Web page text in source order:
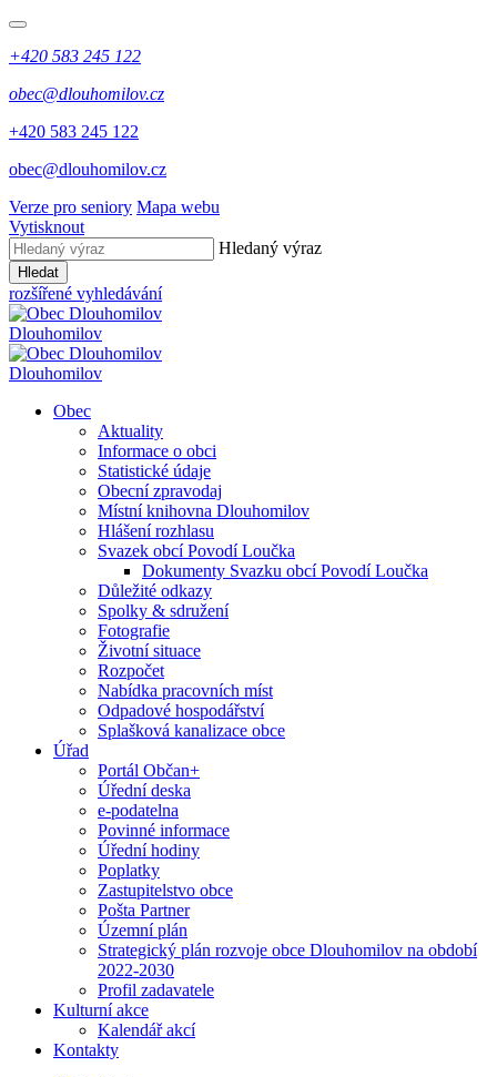
+420 583 245 122
obec@dlouhomilov.cz
+420 583 245 122
obec@dlouhomilov.cz
Verze pro seniory Mapa webu
Vytisknout
Hledaný výraz
Hledat
rozšířené vyhledávání
Dlouhomilov
Dlouhomilov
Obec
Aktuality
Informace o obci
Statistické údaje
Obecní zpravodaj
Místní knihovna Dlouhomilov
Hlášení rozhlasu
Svazek obcí Povodí Loučka
Dokumenty Svazku obcí Povodí Loučka
Důležité odkazy
Spolky & sdružení
Fotografie
Životní situace
Rozpočet
Nabídka pracovních míst
Odpadové hospodářství
Splašková kanalizace obce
Úřad
Portál Občan+
Úřední deska
e-podatelna
Povinné informace
Úřední hodiny
Poplatky
Zastupitelstvo obce
Pošta Partner
Územní plán
Strategický plán rozvoje obce Dlouhomilov na období
2022-2030
Profil zadavatele
Kulturní akce
Kalendář akcí
Kontakty